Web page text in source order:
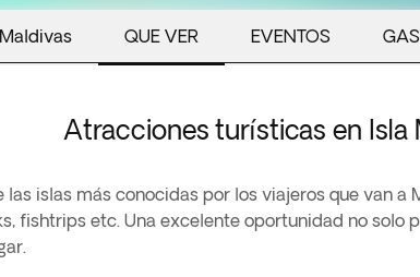
QUE VER EVENTOS
Atracciones turísticas en Isla
islas más conocidas por los viajeros que van
fishtrips etc. Una excelente oportunidad no